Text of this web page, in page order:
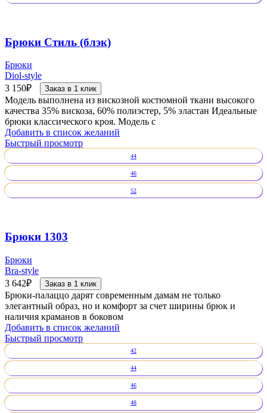
Брюки Стиль (блэк)
Брюки
Diol-style
3 150₽ Заказ в 1 клик
Модель выполнена из вискозной костюмной ткани высокого
качества 35% вискоза, 60% полиэстер, 5% эластан Идеальные
брюки классического кроя. Модель с
Добавить в список желаний
Быстрый просмотр
44
46
52
Брюки 1303
Брюки
Bra-style
3 642₽ Заказ в 1 клик
Брюки-палаццо дарят современным дамам не только
элегантный образ, но и комфорт за счет ширины брюк и
наличия краманов в боковом
Добавить в список желаний
Быстрый просмотр
42
44
46
48